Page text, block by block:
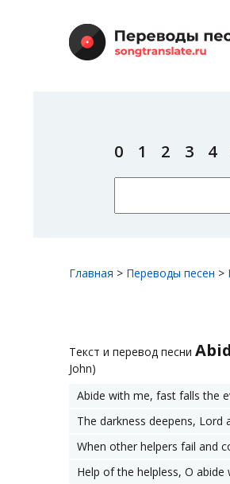
0 1 2 3 4
Главная > Переводы песен >
Текст и перевод песни
John)
Abide with me, fast falls the
The darkness deepens, Lord
When other helpers fail and
Help of the helpless, O abide